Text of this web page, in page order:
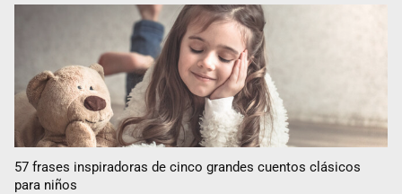
57 frases inspiradoras de cinco grandes cuentos clásicos
para niños